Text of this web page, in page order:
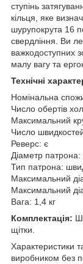
ступінь
кільця, яке
шурупокрута 16
свердління. Ви
важкодоступних
малу вагу та
Технічні
Номінальна
Число обертів
Максимальний
Число
Реверс: є
Діаметр
Тип патрона:
Максимальний
Максимальний
Вага: 1,4 кг
Комплектація:
щітки.
Характеристики
виробником без